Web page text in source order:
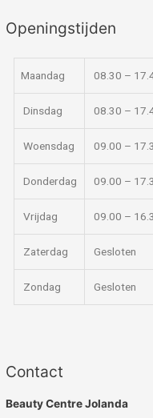
Openingstijden
Maandag 08.30 –
Dinsdag 08.30 –
Woensdag 09.00 –
Donderdag 09.00 –
Vrijdag 09.00 –
Zaterdag Gesloten
Zondag Gesloten
Contact
Beauty Centre Jolanda